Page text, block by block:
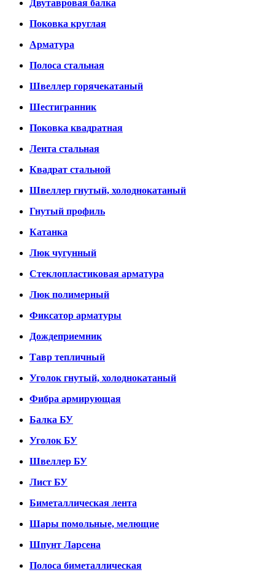
Двутавровая балка
Поковка круглая
Арматура
Полоса стальная
Швеллер горячекатаный
Шестигранник
Поковка квадратная
Лента стальная
Квадрат стальной
Швеллер гнутый, холоднокатаный
Гнутый профиль
Катанка
Люк чугунный
Стеклопластиковая арматура
Люк полимерный
Фиксатор арматуры
Дождеприемник
Тавр тепличный
Уголок гнутый, холоднокатаный
Фибра армирующая
Балка БУ
Уголок БУ
Швеллер БУ
Лист БУ
Биметаллическая лента
Шары помольные, мелющие
Шпунт Ларсена
Полоса биметаллическая